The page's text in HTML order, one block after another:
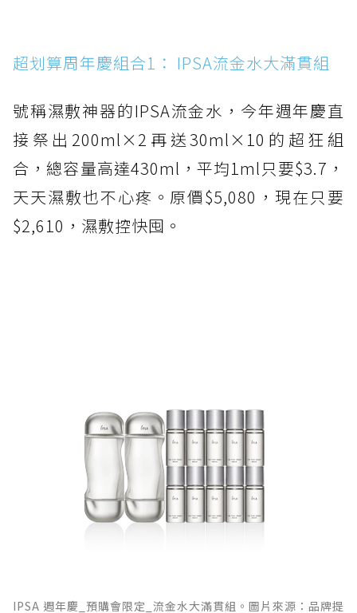
超划算周年慶組合1： IPSA流金水大滿貫組
號稱濕敷神器的IPSA流金水，今年週年慶直
接祭出200ml×2再送30ml×10的超狂組
合，總容量高達430ml，平均1ml只要$3.7，
天天濕敷也不心疼。原價$5,080，現在只要
$2,610，濕敷控快囤。
IPSA 週年慶_預購會限定_流金水大滿貫組。圖片來源：品牌提